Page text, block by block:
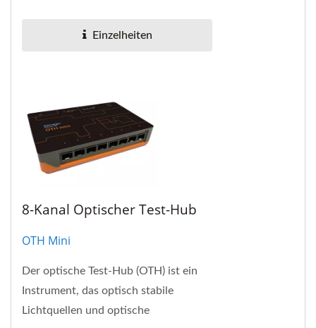
Einzelheiten
8-Kanal Optischer Test-Hub
OTH Mini
Der optische Test-Hub (OTH) ist ein
Instrument, das optisch stabile
Lichtquellen und optische